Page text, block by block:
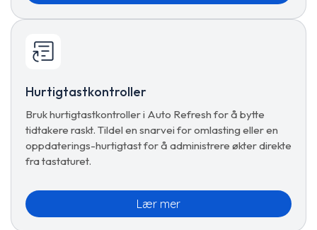
Hurtigtastkontroller
Bruk hurtigtastkontroller i Auto Refresh for å bytte
tidtakere raskt. Tildel en snarvei for omlasting eller en
oppdaterings-hurtigtast for å administrere økter direkte
fra tastaturet.
Lær mer